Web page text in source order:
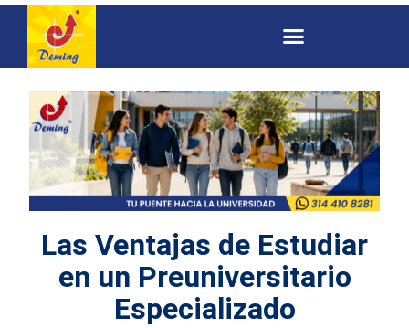
Las Ventajas de Estudiar
en un Preuniversitario
Especializado